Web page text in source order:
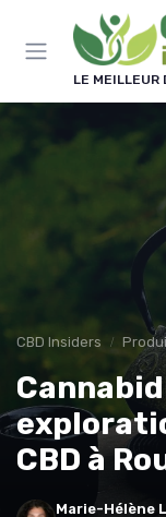
LE MEILLEUR
CBD Insiders
CBD à
Marie-Hélène
Panneau de gestion